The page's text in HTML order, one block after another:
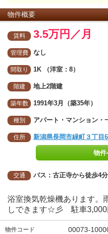
物件概要
賃料 3.5万円／月
管理費 なし
間取り 1K （洋室：8）
階建 地上2階建
築年数 1991年3月（築35年）
種別 アパート・マンション・
住所 新潟県長岡市緑町３丁目
物件
交通 バス：古正寺から徒歩4分
浴室換気乾燥機あります。
しできます☆彡 駐車3,000
物件コード 00073-